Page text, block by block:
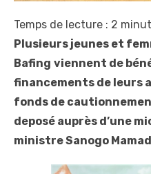
Temps de lecture : 2
Plusieurs jeunes et
Bafing viennent de
financements de leurs
fonds de
deposé auprès d’une
ministre Sanogo